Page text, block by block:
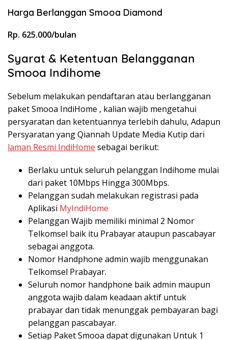
Harga Berlanggan Smooa Diamond
Rp. 625.000/bulan
Syarat & Ketentuan Belangganan
Smooa Indihome
Sebelum melakukan pendaftaran atau berlangganan
paket Smooa IndiHome , kalian wajib mengetahui
persyaratan dan ketentuannya terlebih dahulu, Adapun
Persyaratan yang Qiannah Update Media Kutip dari
laman Resmi IndiHome sebagai berikut:
Berlaku untuk seluruh pelanggan Indihome mulai
dari paket 10Mbps Hingga 300Mbps.
Pelanggan sudah melakukan registrasi pada
Aplikasi MyIndiHome
Pelanggan Wajib memiliki minimal 2 Nomor
Telkomsel baik itu Prabayar ataupun pascabayar
sebagai anggota.
Nomor Handphone admin wajib menggunakan
Telkomsel Prabayar.
Seluruh nomor handphone baik admin maupun
anggota wajib dalam keadaan aktif untuk
prabayar dan tidak menunggak pembayaran bagi
pelanggan pascabayar.
Setiap Paket Smooa dapat digunakan Untuk 1